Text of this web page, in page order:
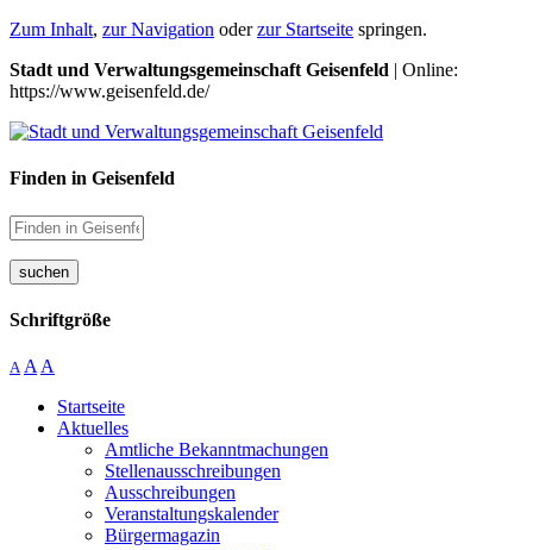
Zum Inhalt, zur Navigation oderzur Startseite springen.
Stadt und Verwaltungsgemeinschaft Geisenfeld | Online:
https://www.geisenfeld.de/
Finden in Geisenfeld
suchen
Schriftgröße
A A A
Startseite
Aktuelles
Amtliche Bekanntmachungen
Stellenausschreibungen
Ausschreibungen
Veranstaltungskalender
Bürgermagazin